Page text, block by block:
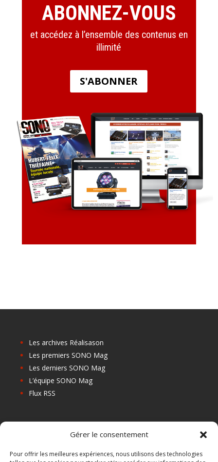
Gérer le consentement
Pour offrir les meilleures expériences, nous utilisons des technologies
ABONNEZ-VOUS
et accédez à l’ensemble des contenus en
illimité
S'ABONNER
Les archives Réalisason
Les premiers SONO Mag
Les derniers SONO Mag
L’équipe SONO Mag
Flux RSS
Les Centres de Formation
Les Points Relais